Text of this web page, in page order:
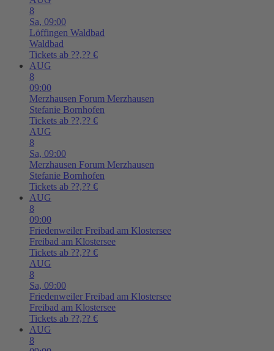
8
Sa, 09:00
Löffingen Waldbad
Waldbad
Tickets ab ??,?? €
AUG
8
09:00
Merzhausen Forum Merzhausen
Stefanie Bornhofen
Tickets ab ??,?? €
AUG
8
Sa, 09:00
Merzhausen Forum Merzhausen
Stefanie Bornhofen
Tickets ab ??,?? €
AUG
8
09:00
Friedenweiler Freibad am Klostersee
Freibad am Klostersee
Tickets ab ??,?? €
AUG
8
Sa, 09:00
Friedenweiler Freibad am Klostersee
Freibad am Klostersee
Tickets ab ??,?? €
AUG
8